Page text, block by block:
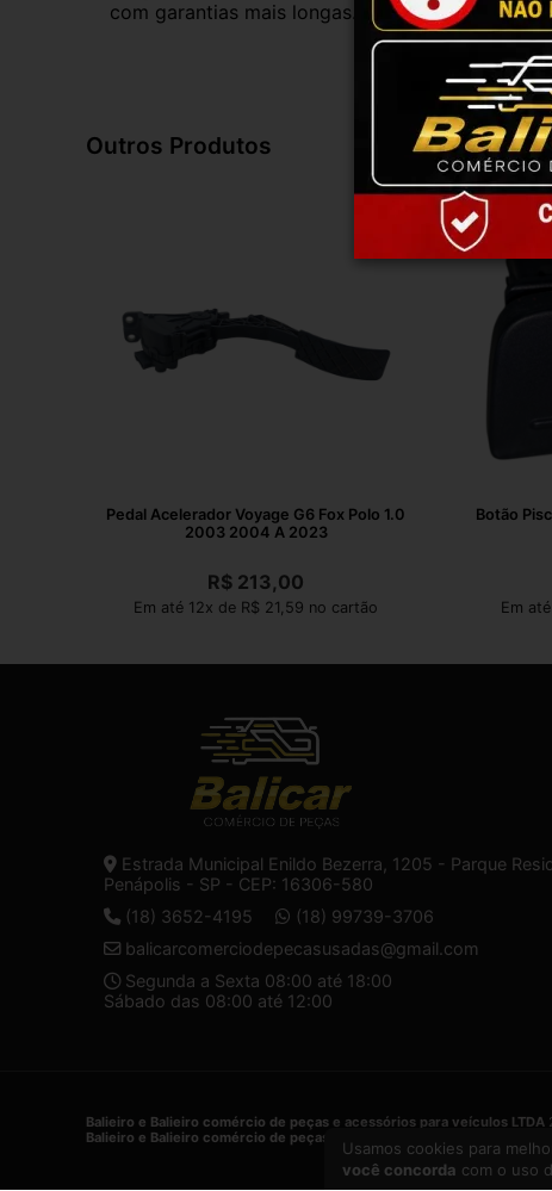
com garantias mais longas. Consulte nossos
Outros Produtos
Pedal Acelerador Voyage G6 Fox Polo 1.0
2003 2004 A 2023
R$ 213,00
Em até 12x de R$ 21,59 no cartão
Botão
Em
Estrada Municipal Enildo Bezerra, 1205 - Parque
Penápolis - SP - CEP: 16306-580
(18) 3652-4195
(18) 99739-3706
balicarcomerciodepecasusadas@gmail.com
Segunda a Sexta 08:00 até 18:00
Sábado das 08:00 até 12:00
Balieiro e Balieiro comércio de peças e acessórios para veículos LTDA
Balieiro e Balieiro comércio de peças e acessórios para veículos LTDA
Usamos cookies para
você concorda com o uso